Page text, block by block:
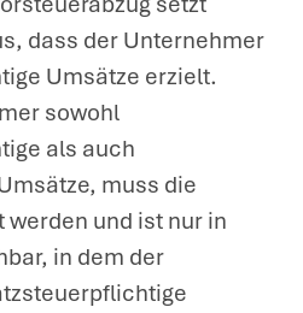
dass der Unternehmer
Umsätze erzielt.
sowohl
als auch
muss die
und ist nur in
in dem der